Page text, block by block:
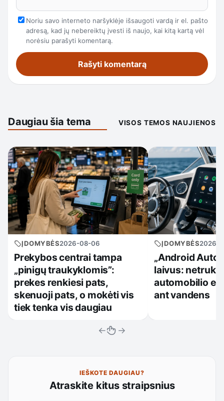
Noriu savo interneto naršyklėje išsaugoti vardą ir el. pašto
adresą, kad jų nebereiktų įvesti iš naujo, kai kitą kartą vėl
norėsiu parašyti komentarą.
Daugiau šia tema VISOS TEMOS NAUJIENOS
ĮDOMYBĖS2026-08-06
Prekybos centrai tampa
„pinigų traukyklomis”:
prekes renkiesi pats,
skenuoji pats, o mokėti vis
tiek tenka vis daugiau
ĮDOMYBĖS2026-
„Android
laivus:
automobilio
ant vandens
← →
IEŠKOTE DAUGIAU?
Atraskite kitus straipsnius